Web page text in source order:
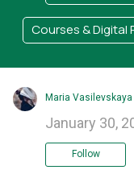
Courses & Digital
Maria Vasilevskaya
January 30,
Follow